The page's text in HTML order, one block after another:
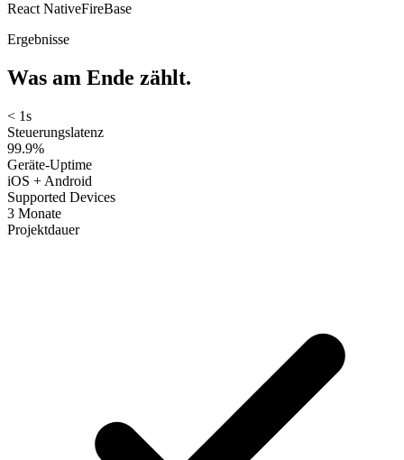
React NativeFireBase
Ergebnisse
Was am Ende zählt.
< 1s
Steuerungslatenz
99.9%
Geräte-Uptime
iOS + Android
Supported Devices
3 Monate
Projektdauer